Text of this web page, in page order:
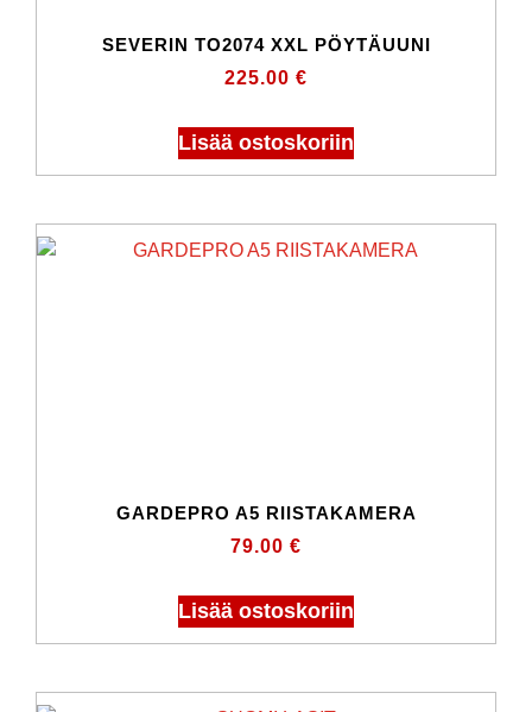
SEVERIN TO2074 XXL PÖYTÄUUNI
225.00 €
Lisää ostoskoriin
GARDEPRO A5 RIISTAKAMERA
79.00 €
Lisää ostoskoriin